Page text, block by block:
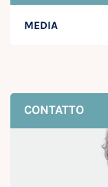
MEDIA
CONTATTO